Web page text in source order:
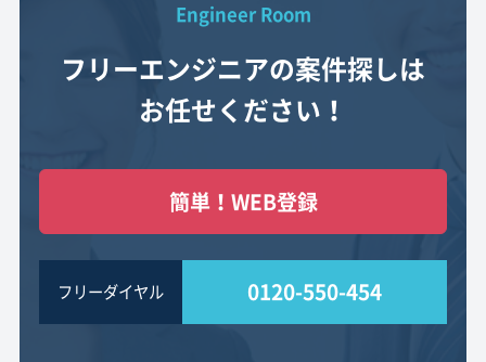
Engineer Room
フリーエンジニアの案件探しは
お任せください！
簡単！WEB登録
フリーダイヤル 0120-550-454